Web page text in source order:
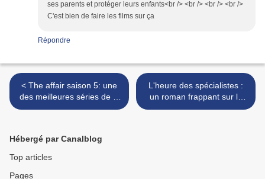
ses parents et protéger leurs enfants<br /> <br /> <br /> <br />
C'est bien de faire les films sur ça
Répondre
< The affair saison 5: une
des meilleures séries de la
dernière décennie finit en
L'heure des spécialistes :
un roman frappant sur le
programme Aktion T4 >
Hébergé par Canalblog
Top articles
Pages